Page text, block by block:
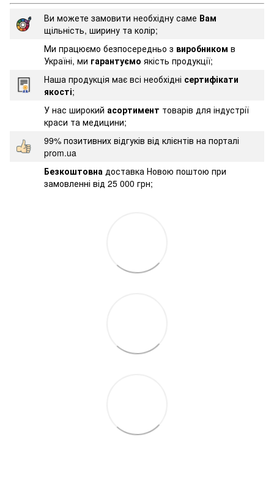
Ви можете замовити необхідну саме Вам
щільність, ширину та колір;
Ми працюємо безпосередньо з виробником в
Україні, ми гарантуємо якість продукції;
Наша продукція має всі необхідні сертифікати
якості;
У нас широкий асортимент товарів для індустрії
краси та медицини;
99% позитивних відгуків від клієнтів на порталі
prom.ua
Безкоштовна доставка Новою поштою при
замовленні від 25 000 грн;